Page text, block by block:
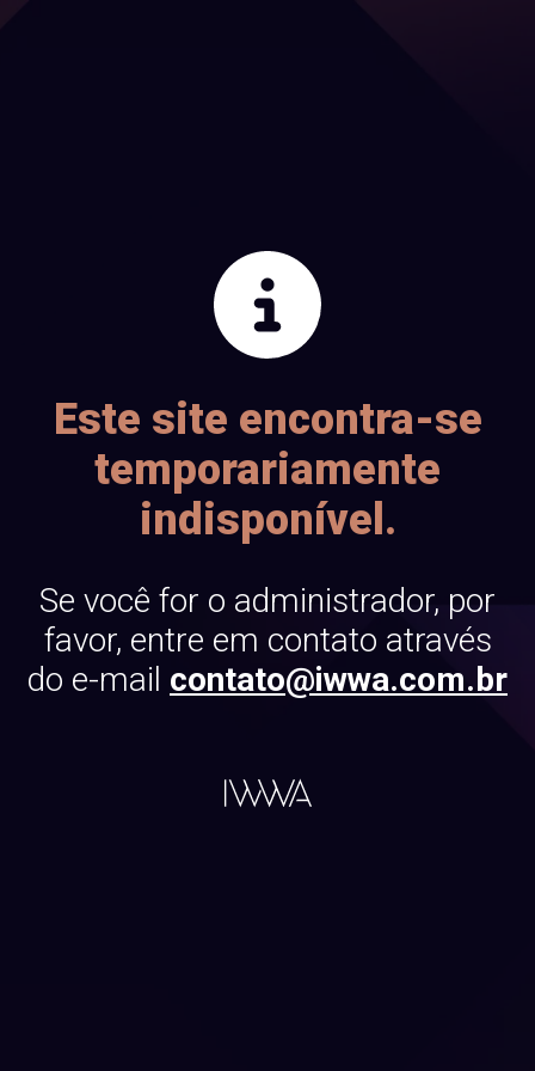
Este site encontra-se
temporariamente
indisponível.
Se você for o administrador, por
favor, entre em contato através
do e-mail contato@iwwa.com.br